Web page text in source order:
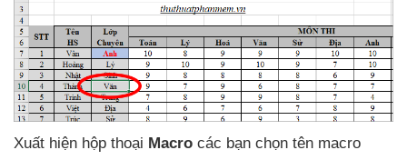
Xuất hiện hộp thoại Macro các bạn chọn tên macro